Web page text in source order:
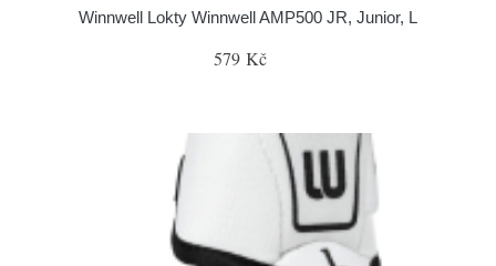
Winnwell Lokty Winnwell AMP500 JR, Junior, L
579 Kč